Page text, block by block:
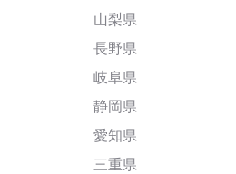
山梨県
長野県
岐阜県
静岡県
愛知県
三重県